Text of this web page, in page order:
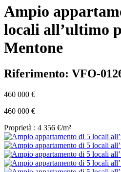
Ampio
locali all’ultimo
Mentone
Riferimento: VFO-
460 000 €
460 000 €
Proprietà : 4 356 €/m²